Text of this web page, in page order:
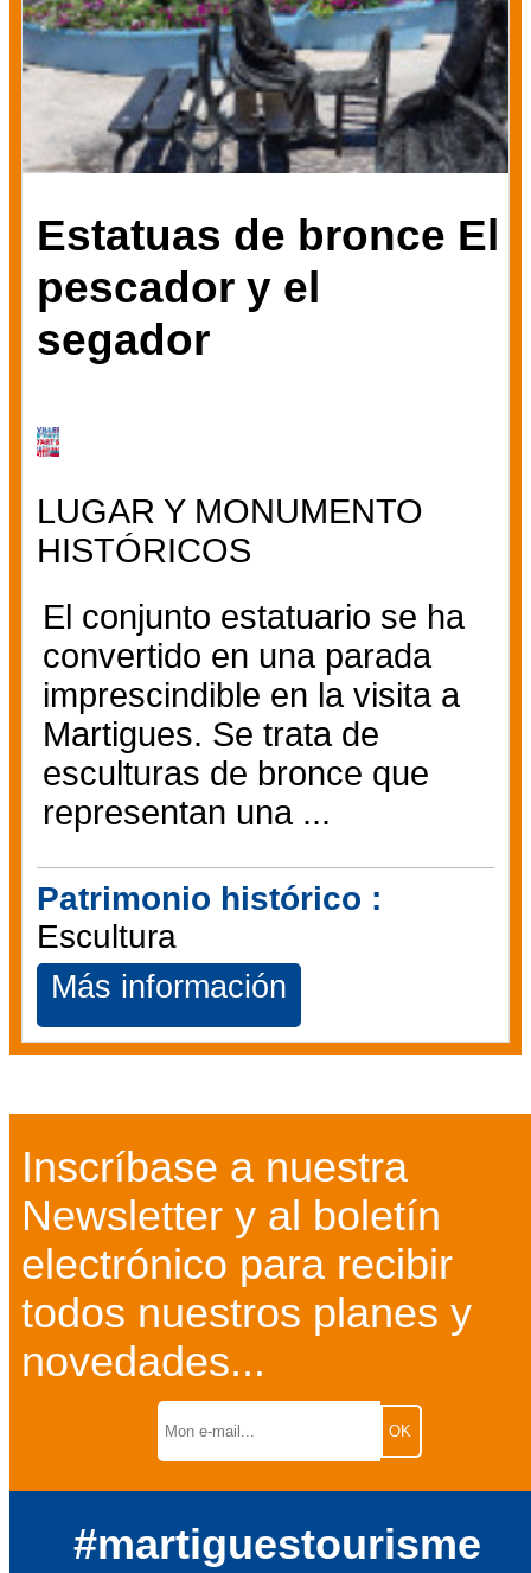
Estatuas de bronce El
pescador y el
segador
LUGAR Y MONUMENTO
HISTÓRICOS
El conjunto estatuario se ha
convertido en una parada
imprescindible en la visita a
Martigues. Se trata de
esculturas de bronce que
representan una ...
Patrimonio histórico :
Escultura
Más información
Inscríbase a nuestra
Newsletter y al boletín
electrónico para recibir
todos nuestros planes y
novedades...
#martiguestourisme